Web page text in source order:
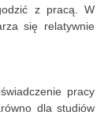
z pracą. W
się relatywnie
pracy
dla studiów